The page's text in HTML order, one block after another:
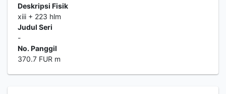
Deskripsi Fisik
xiii + 223 hlm
Judul Seri
-
No. Panggil
370.7 FUR m